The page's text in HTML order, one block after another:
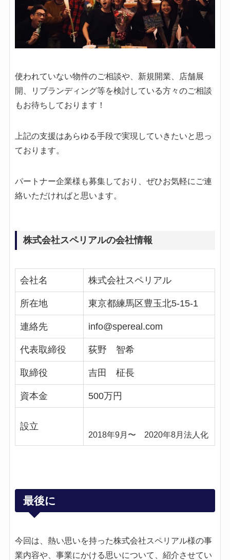
使われていない物件のご相談や、新規開業、店舗展
開、リブランディング等を検討している方々のご相談
もお待ちしております！
上記の支援はあらゆる手段で実現していきたいと思っ
ております。
パートナー企業様も募集しており、ぜひお気軽にご連
絡いただければと思います。
株式会社スペリアルの会社情報
会社名 株式会社スペリアル
所在地 東京都練馬区豊玉北5-15-1
連絡先 info@spereal.com
代表取締役 荻野 智希
取締役 吉田 柾長
資本金 500万円
設立
2018年9月〜 2020年8月法人化
最後に
今回は、熱い思いを持った株式会社スペリアル様の事
業内容や、事業にかける思いについて、紹介させてい